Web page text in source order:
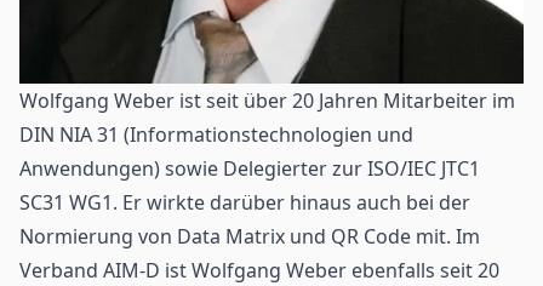
Wolfgang Weber ist seit über 20 Jahren Mitarbeiter im
DIN NIA 31 (Informationstechnologien und
Anwendungen) sowie Delegierter zur ISO/IEC JTC1
SC31 WG1. Er wirkte darüber hinaus auch bei der
Normierung von Data Matrix und QR Code mit. Im
Verband AIM-D ist Wolfgang Weber ebenfalls seit 20